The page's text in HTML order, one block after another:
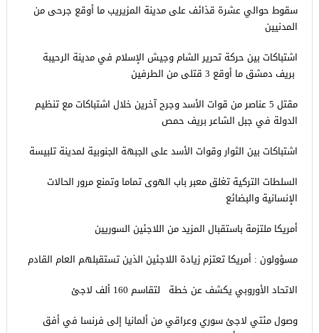
سقوط حوالي عشرة قذائف على مدينة المزيريب ما أوقع جرحى من
المدنيين
اشتباكات بين حركة تحرير الشام وجيش الإسلام في مدينة الرحيبة
بريف دمشق ما أوقع 3 قتلى من الطرفين
مقتل 5 عناصر من قوات الأسد وجرح آخرين خلال اشتباكات مع تنظيم
الدولة في جبل الشاعر بريف حمص
اشتباكات بين الثوار وقوات الأسد على الجبهة الجنوبية لمدينة تلبيسة
السلطات التركية تغلق معبر باب الهوى تماما وتمنع مرور الحالات
الإنسانية والبضائع
أمريكا ملتزمة باستقبال المزيد من اللاجئين السوريين
مسؤولون : أمريكا تعتزم زيادة اللاجئين الذين تستقبلهم العام القادم
الاتحاد الأوروبي يكشف عن خطة لتقاسم 160 ألف لاجئ
وصول مئتي لاجئ سوري وعراقي من ألمانيا إلى فرنسا في أفق